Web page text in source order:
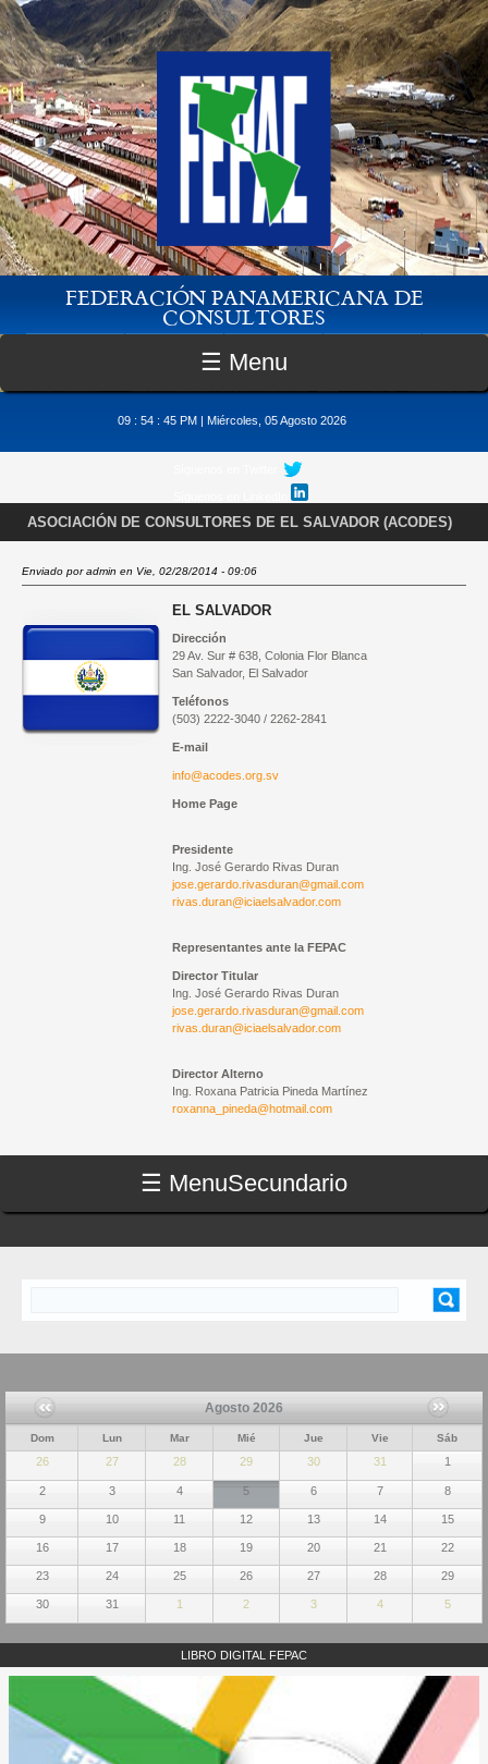
Pasar al contenido principal
FEDERACIÓN PANAMERICANA DE
CONSULTORES
☰ Menu
09 : 54 : 45 PM | Miércoles, 05 Agosto 2026
ASOCIACIÓN DE CONSULTORES DE EL SALVADOR (ACODES)
Enviado poradmin en Vie, 02/28/2014 - 09:06
EL SALVADOR
Dirección
29 Av. Sur # 638, Colonia Flor Blanca
San Salvador, El Salvador
Teléfonos
(503) 2222-3040 / 2262-2841
E-mail
info@acodes.org.sv
Home Page
Presidente
Ing. José Gerardo Rivas Duran
jose.gerardo.rivasduran@gmail.com
rivas.duran@iciaelsalvador.com
Representantes ante la FEPAC
Director Titular
Ing. José Gerardo Rivas Duran
jose.gerardo.rivasduran@gmail.com
rivas.duran@iciaelsalvador.com
Director Alterno
Ing. Roxana Patricia Pineda Martínez
roxanna_pineda@hotmail.com
☰ MenuSecundario
Agosto 2026
Dom Lun Mar Mié Jue Vie Sáb
26 27 28 29 30 31 1
2 3 4 5 6 7 8
9 10 11 12 13 14 15
16 17 18 19 20 21 22
23 24 25 26 27 28 29
30 31 1 2 3 4 5
LIBRO DIGITAL FEPAC